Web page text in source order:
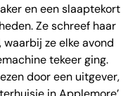
en een slaaptekort
Ze schreef haar
ze elke avond
tekeer ging.
door een uitgever,